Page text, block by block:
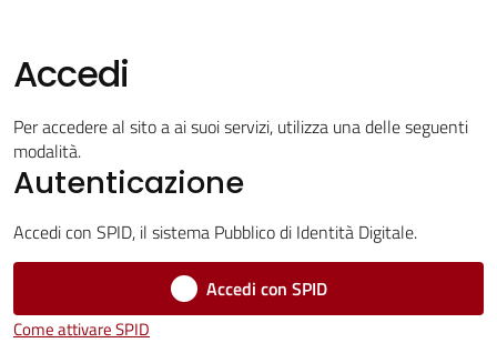
Novità
Menu selezionato
Servizi
Vivere
Accedi
Per accedere al sito a ai suoi servizi, utilizza una delle seguenti
modalità.
Autenticazione
Accedi con SPID, il sistema Pubblico di Identità Digitale.
Accedi con SPID
Come attivare SPID